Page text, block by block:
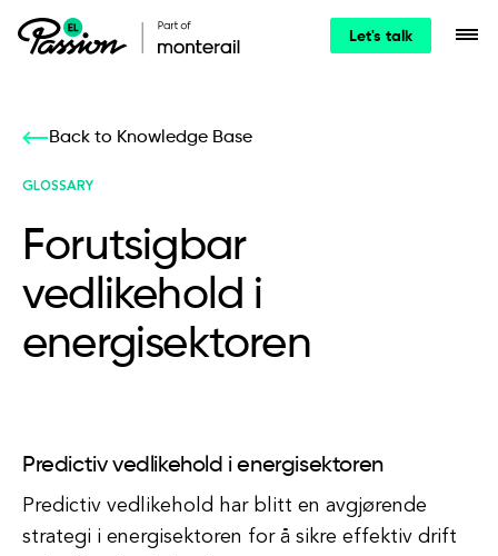
Let's talk
Back to Knowledge Base
GLOSSARY
Forutsigbar
vedlikehold i
energisektoren
Predictiv vedlikehold i energisektoren
Predictiv vedlikehold har blitt en avgjørende
strategi i energisektoren for å sikre effektiv drift